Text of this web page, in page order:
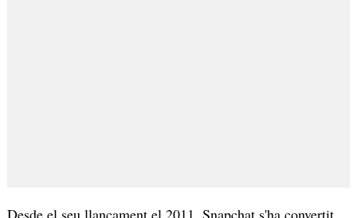
Desde el seu llançament el 2011, Snapchat s'ha convertit